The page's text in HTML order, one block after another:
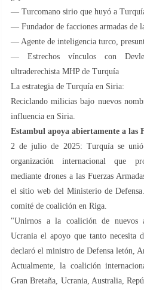
— Turcomano sirio que huyó a
— Fundador de facciones armadas de
— Agente de inteligencia turco,
— Estrechos vínculos con
ultraderechista MHP de Turquía
La estrategia de Turquía en Siria:
Reciclando milicias bajo nuevos
influencia en Siria.
Estambul apoya abiertamente a las
2 de julio de 2025: Turquía se
organización internacional que
mediante drones a las Fuerzas
el sitio web del Ministerio de
comité de coalición en Riga.
"Unirnos a la coalición de nuevos
Ucrania el apoyo que tanto necesita
declaró el ministro de Defensa letón,
Actualmente, la coalición
Gran Bretaña, Ucrania, Australia,